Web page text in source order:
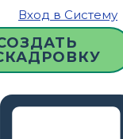
Вход в Систему